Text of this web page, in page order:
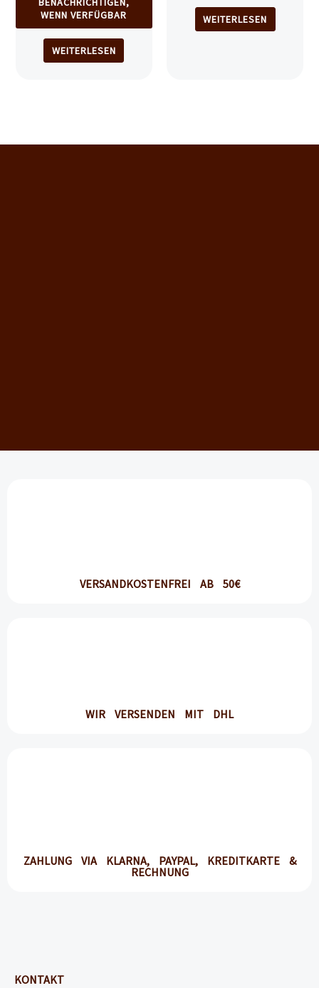
WENN VERFÜGBAR
WEITERLESEN
WEITERLESEN
VERSANDKOSTENFREI AB 50€
WIR VERSENDEN MIT DHL
ZAHLUNG VIA KLARNA, PAYPAL, KREDITKARTE &
RECHNUNG
KONTAKT